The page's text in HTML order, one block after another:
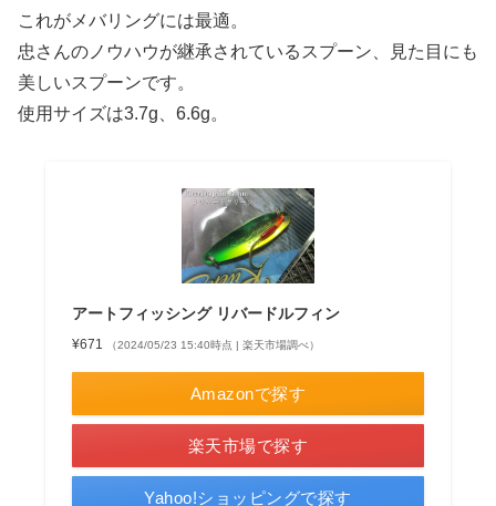
これがメバリングには最適。
忠さんのノウハウが継承されているスプーン、見た目にも
美しいスプーンです。
使用サイズは3.7g、6.6g。
アートフィッシング リバードルフィン
¥671 （2024/05/23 15:40時点 | 楽天市場調べ）
Amazonで探す
楽天市場で探す
Yahoo!ショッピングで探す